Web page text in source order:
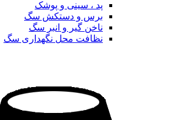
پد ، سینی و پوشک
برس و دستکش سگ
ناخن گیر و انبر سگ
نظافت محل نگهداری سگ